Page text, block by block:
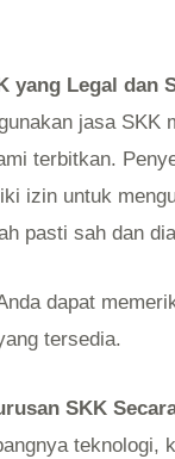
yang Legal dan
jasa SKK
terbitkan.
izin untuk
pasti sah dan
dapat
tersedia.
SKK
teknologi,